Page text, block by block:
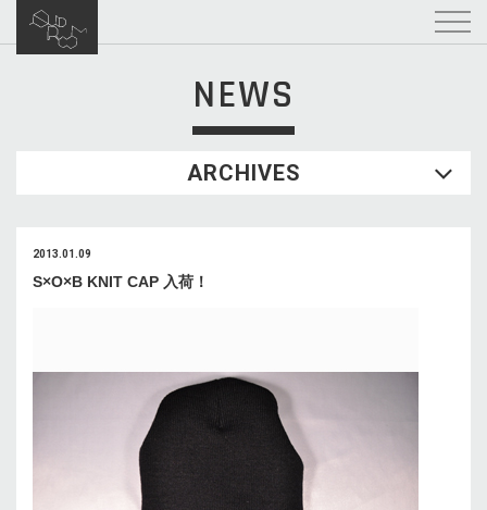
NEWS
ARCHIVES
2013.01.09
S×O×B KNIT CAP 入荷！